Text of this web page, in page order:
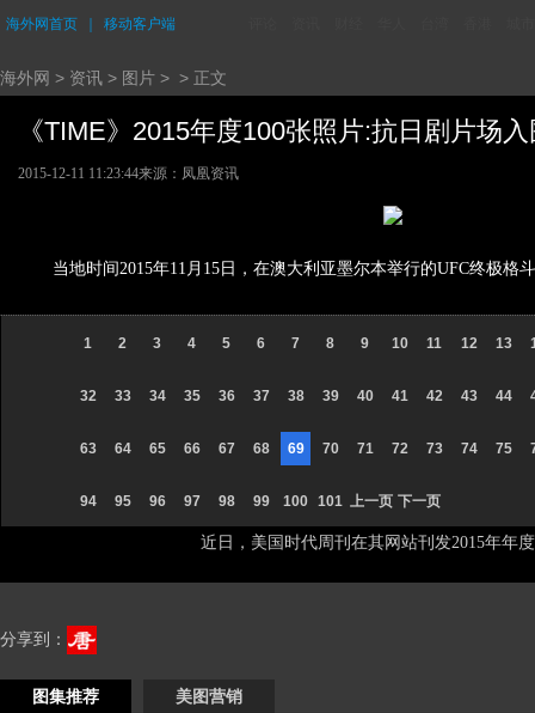
海外网首页 移动客户端
海外网 > 资讯 > 图片 > > 正文
《TIME》2015年度100张照片:抗日剧片场
2015-12-11 11:23:44来源：凤凰资讯
当地时间2015年11月15日，在澳大利亚墨尔本举行的UFC终极格
1 2 3 4 5 6 7 8 9 10 11 12 13
32 33 34 35 36 37 38 39 40 41 42 43 44
63 64 65 66 67 68 69 70 71 72 73 74 75
94 95 96 97 98 99 100 101 上一页 下一页
近日，美国时代周刊在其网站刊发2015年年度
分享到：
图集推荐 美图营销